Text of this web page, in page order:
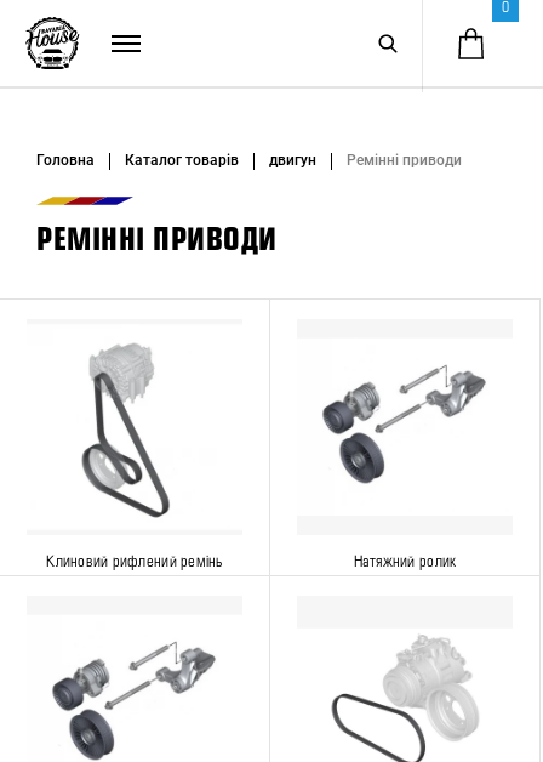
0
Головна Каталог товарів двигун Ремінні приводи
РЕМІННІ ПРИВОДИ
Клиновий рифлений ремінь Натяжний ролик